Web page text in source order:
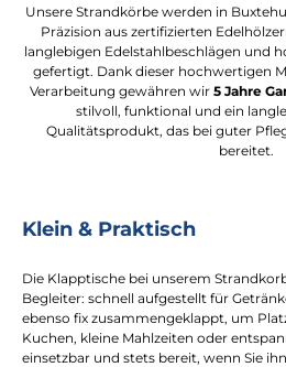
Unsere Strandkörbe werden in
Präzision aus zertifizierten
langlebigen Edelstahlbeschlägen und
gefertigt. Dank dieser hochwertigen
Verarbeitung gewähren wir 5 Jahre
stilvoll, funktional und ein
Qualitätsprodukt, das bei guter
bereitet.
Klein & Praktisch
Die Klapptische bei unserem
Begleiter: schnell aufgestellt für
ebenso fix zusammengeklappt, um
Kuchen, kleine Mahlzeiten oder
einsetzbar und stets bereit, wenn Sie